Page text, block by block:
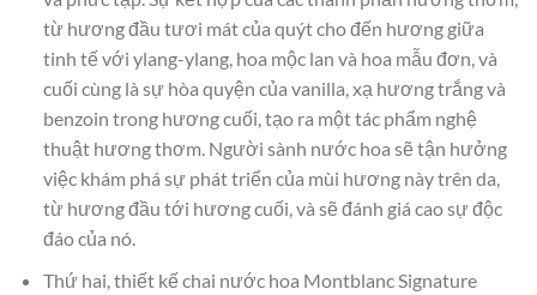
từ hương đầu tươi mát của quýt cho đến hương giữa
tinh tế với ylang-ylang, hoa mộc lan và hoa mẫu đơn, và
cuối cùng là sự hòa quyện của vanilla, xạ hương trắng và
benzoin trong hương cuối, tạo ra một tác phẩm nghệ
thuật hương thơm. Người sành nước hoa sẽ tận hưởng
việc khám phá sự phát triển của mùi hương này trên da,
từ hương đầu tới hương cuối, và sẽ đánh giá cao sự độc
đáo của nó.
Thứ hai, thiết kế chai nước hoa Montblanc Signature